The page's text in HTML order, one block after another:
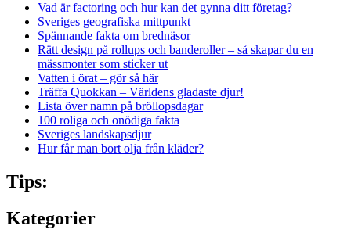
Vad är factoring och hur kan det gynna ditt företag?
Sveriges geografiska mittpunkt
Spännande fakta om brednäsor
Rätt design på rollups och banderoller – så skapar du en
mässmonter som sticker ut
Vatten i örat – gör så här
Träffa Quokkan – Världens gladaste djur!
Lista över namn på bröllopsdagar
100 roliga och onödiga fakta
Sveriges landskapsdjur
Hur får man bort olja från kläder?
Tips:
Kategorier